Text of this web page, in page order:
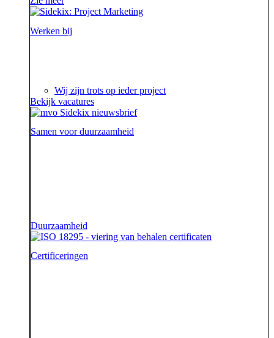
Werken bij
Wij zijn trots op ieder project
Bekijk vacatures
Samen voor duurzaamheid
Duurzaamheid
Certificeringen